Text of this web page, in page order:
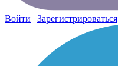
Войти | Зарегистрироваться